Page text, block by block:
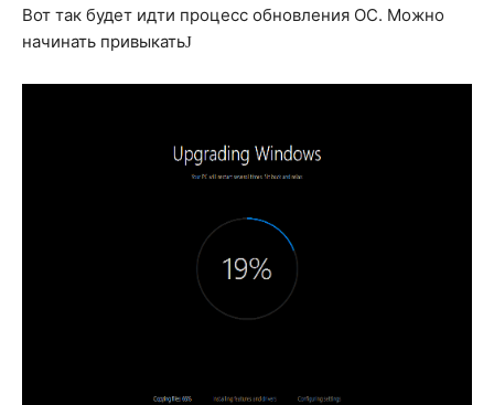
Вот так будет идти процесс обновления ОС. Можно
начинать привыкатьJ